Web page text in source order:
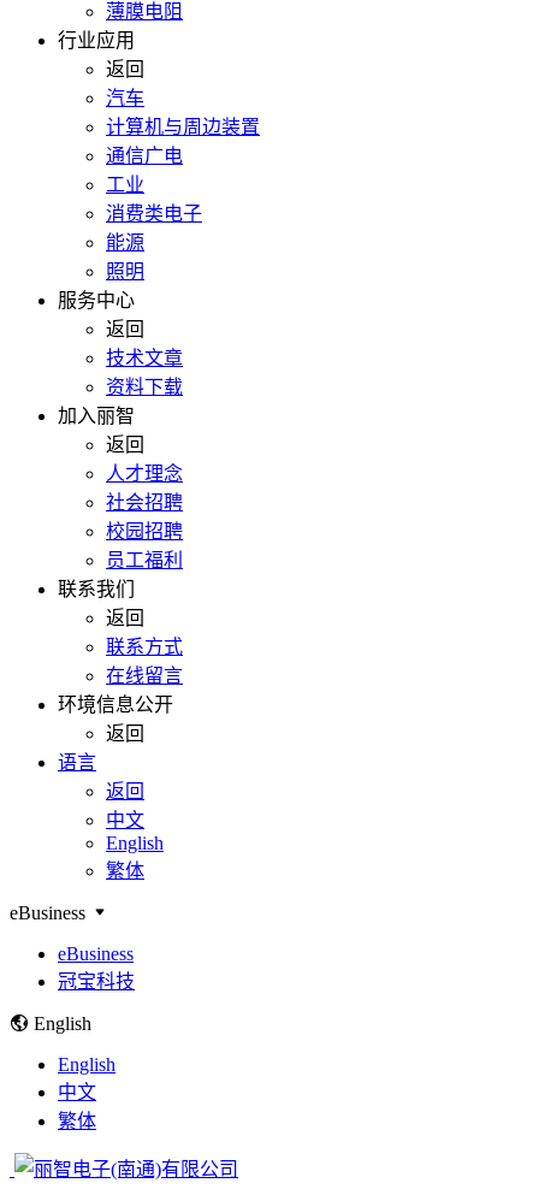
薄膜电阻
行业应用
返回
汽车
计算机与周边装置
通信广电
工业
消费类电子
能源
照明
服务中心
返回
技术文章
资料下载
加入丽智
返回
人才理念
社会招聘
校园招聘
员工福利
联系我们
返回
联系方式
在线留言
环境信息公开
返回
语言
返回
中文
English
繁体
eBusiness
eBusiness
冠宝科技
English
English
中文
繁体